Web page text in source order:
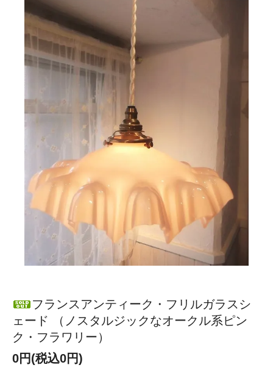
フランスアンティーク・フリルガラスシ
ェード （ノスタルジックなオークル系ピン
ク・フラワリー）
0円(税込0円)